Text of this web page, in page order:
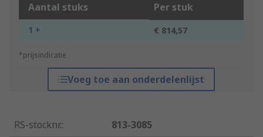
Aantal stuks Per stuk
1 + € 814,57
*prijsindicatie
Voeg toe aan onderdelenlijst
RS-stocknr.:
813-3085